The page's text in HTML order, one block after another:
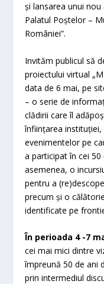
și lansarea unui
Palatul Poștelor –
României”.
Invităm publicul să
proiectului virtual
data de 6 mai, pe
– o serie de
clădirii care îl
înființarea
evenimentelor pe
a participat în cei
asemenea, o
pentru a
precum și o
identificate pe
În perioada 4 -7
cei mai mici dintre
împreună 50 de ani
prin intermediul